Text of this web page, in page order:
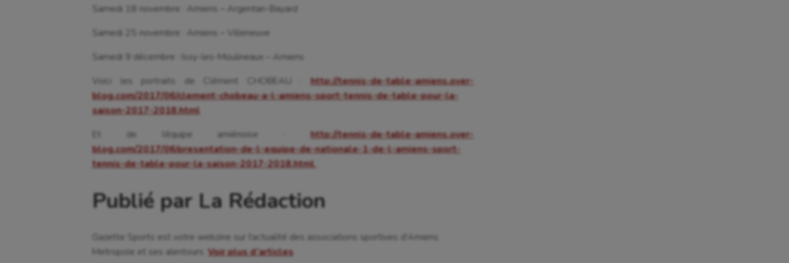
Samedi 18 novembre : Amiens – Argentan-Bayard
Samedi 25 novembre : Amiens – Villeneuve
Samedi 9 décembre : Issy-les-Moulineaux – Amiens
Voici les portraits de Clément CHOBEAU :http://tennis-de-table-amiens.over-
blog.com/2017/06/clement-chobeau-a-l-amiens-sport-tennis-de-table-pour-la-
saison-2017-2018.html
Et de l’équipe amiénoise :http://tennis-de-table-amiens.over-
blog.com/2017/06/presentation-de-l-equipe-de-nationale-1-de-l-amiens-sport-
tennis-de-table-pour-la-saison-2017-2018.html
Publié par La Rédaction
Gazette Sports est votre webzine sur l'actualité des associations sportives d'Amiens
Metropole et ses alentours. Voir plus d’articles